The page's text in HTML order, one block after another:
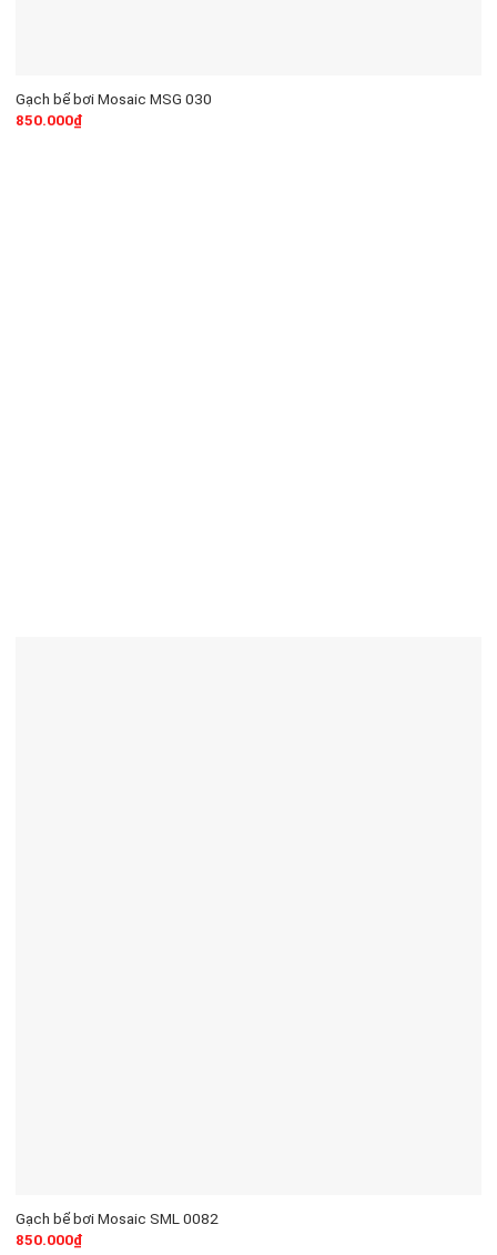
Gạch bể bơi Mosaic MSG 030
850.000₫
Gạch bể bơi Mosaic SML 0082
850.000₫